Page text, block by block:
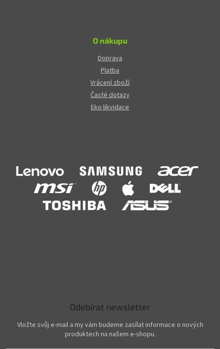
O nákupu
Doprava
Platba
Vrácení zboží
Časté dotazy
Eko likvidace
Odebírat newsletter
Vložte svůj e-mail a my vám budeme zasílat informace o nových
produktech na našem e-shopu.